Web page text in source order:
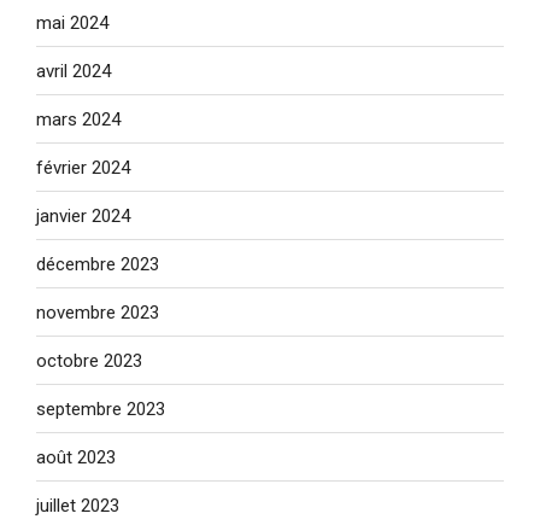
mai 2024
avril 2024
mars 2024
février 2024
janvier 2024
décembre 2023
novembre 2023
octobre 2023
septembre 2023
août 2023
juillet 2023